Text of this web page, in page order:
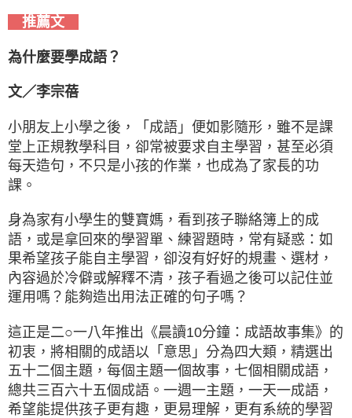
推薦文
為什麼要學成語？
文／李宗蓓
小朋友上小學之後，「成語」便如影隨形，雖不是課
堂上正規教學科目，卻常被要求自主學習，甚至必須
每天造句，不只是小孩的作業，也成為了家長的功
課。
身為家有小學生的雙寶媽，看到孩子聯絡簿上的成
語，或是拿回來的學習單、練習題時，常有疑惑：如
果希望孩子能自主學習，卻沒有好好的規畫、選材，
內容過於冷僻或解釋不清，孩子看過之後可以記住並
運用嗎？能夠造出用法正確的句子嗎？
這正是二○一八年推出《晨讀10分鐘：成語故事集》的
初衷，將相關的成語以「意思」分為四大類，精選出
五十二個主題，每個主題一個故事，七個相關成語，
總共三百六十五個成語。一週一主題，一天一成語，
希望能提供孩子更有趣，更易理解，更有系統的學習